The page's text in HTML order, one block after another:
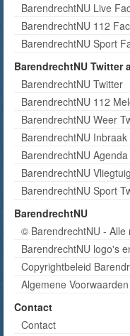
BarendrechtNU Live
BarendrechtNU 112
BarendrechtNU Sport
BarendrechtNU Twitter
BarendrechtNU Twitter
BarendrechtNU 112
BarendrechtNU Weer
BarendrechtNU
BarendrechtNU
BarendrechtNU
BarendrechtNU Sport
BarendrechtNU
© BarendrechtNU -
BarendrechtNU logo's
Copyrightbeleid
Algemene
Contact
Contact